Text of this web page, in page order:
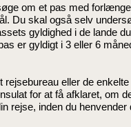
om et pas med
Du skal også selv
gyldighed i de lande
er gyldigt i 3 eller 6
rejsebureau eller de enkelte
for at få afklaret, om
rejse, inden du henvender